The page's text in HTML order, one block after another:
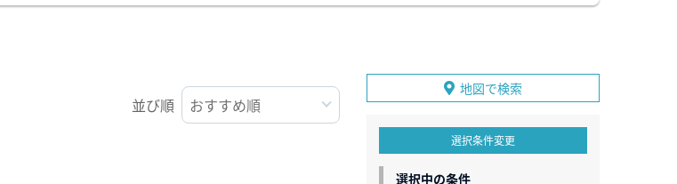
並び順
地図で検索
選択条件変更
選択中の条件